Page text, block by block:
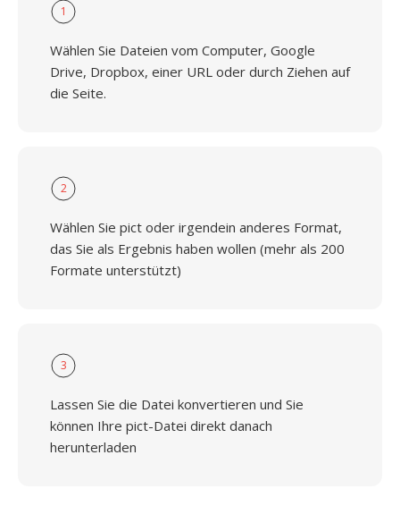
1
Wählen Sie Dateien vom Computer, Google
Drive, Dropbox, einer URL oder durch Ziehen auf
die Seite.
2
Wählen Sie pict oder irgendein anderes Format,
das Sie als Ergebnis haben wollen (mehr als 200
Formate unterstützt)
3
Lassen Sie die Datei konvertieren und Sie
können Ihre pict-Datei direkt danach
herunterladen